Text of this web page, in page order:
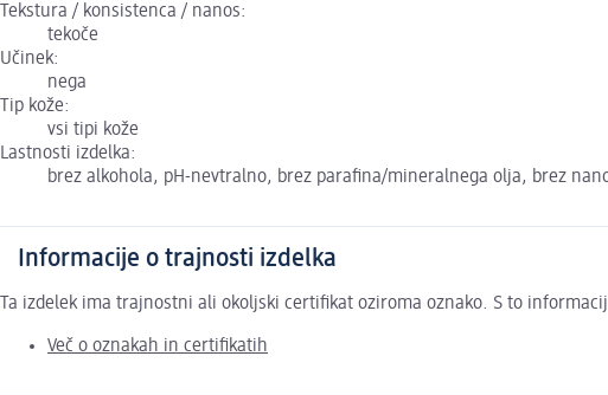
Tekstura / konsistenca / nanos:
tekoče
Učinek:
nega
Tip kože:
vsi tipi kože
Lastnosti izdelka:
brez alkohola, pH-nevtralno, brez parafina/mineralnega olja, brez
Informacije o trajnosti izdelka
Ta izdelek ima trajnostni ali okoljski certifikat oziroma oznako. S to
Več o oznakah in certifikatih